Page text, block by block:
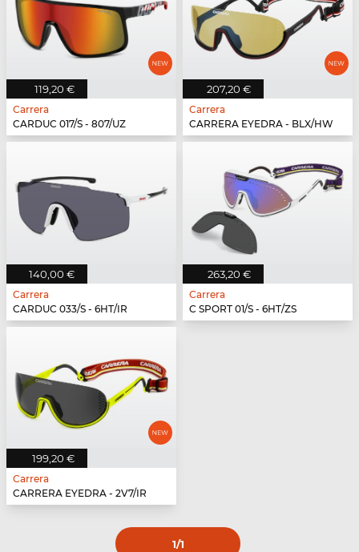
119,20 €
Carrera
CARDUC 017/S - 807/UZ
207,20 €
Carrera
CARRERA EYEDRA - BLX/HW
140,00 €
Carrera
CARDUC 033/S - 6HT/IR
263,20 €
Carrera
C SPORT 01/S - 6HT/ZS
199,20 €
Carrera
CARRERA EYEDRA - 2V7/IR
1/1